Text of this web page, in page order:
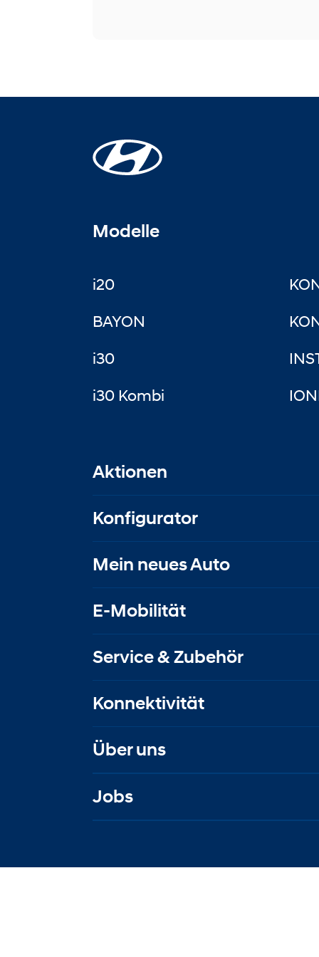
Modelle
i20
BAYON
i30
i30 Kombi
Aktionen
Konfigurator
Mein neues Auto
E-Mobilität
Service & Zubehör
Konnektivität
Über uns
Jobs